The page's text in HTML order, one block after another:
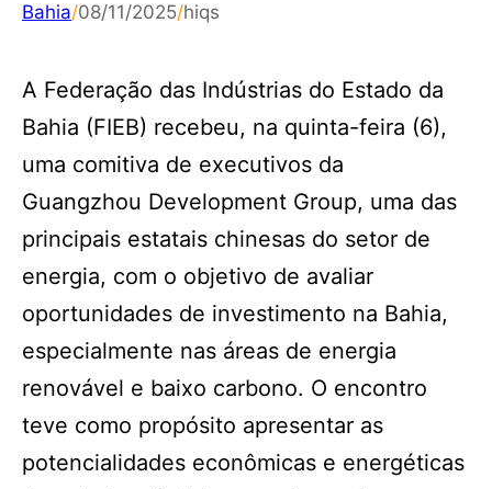
Bahia/08/11/2025/hiqs
A Federação das Indústrias do Estado da
Bahia (FIEB) recebeu, na quinta-feira (6),
uma comitiva de executivos da
Guangzhou Development Group, uma das
principais estatais chinesas do setor de
energia, com o objetivo de avaliar
oportunidades de investimento na Bahia,
especialmente nas áreas de energia
renovável e baixo carbono. O encontro
teve como propósito apresentar as
potencialidades econômicas e energéticas